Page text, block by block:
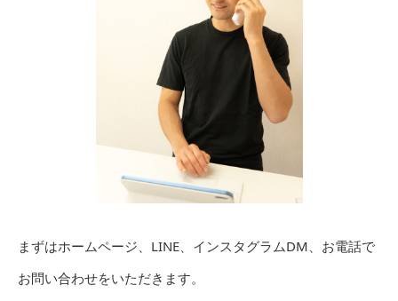
まずはホームページ、LINE、インスタグラムDM、お電話で
お問い合わせをいただきます。